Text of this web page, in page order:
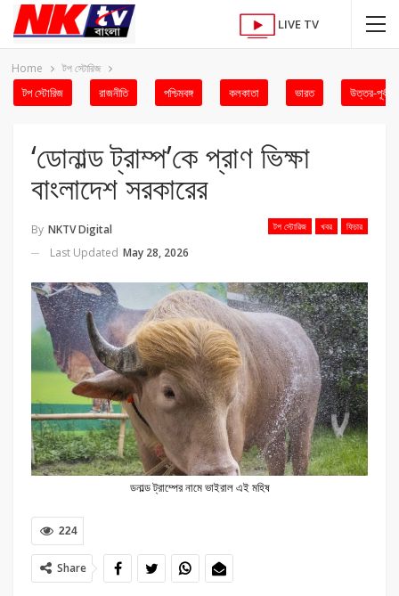
LIVE TV
Home টপ স্টোরিজ
টপ স্টোরিজ রাজনীতি পশ্চিমবঙ্গ কলকাতা ভারত উত্তর-পূর্ব
‘ডোনাল্ড ট্রাম্প’কে প্রাণ ভিক্ষা
বাংলাদেশ সরকারের
টপ স্টোরিজ খবর ফিচার
By NKTV Digital
Last Updated May 28, 2026
ডনাল্ড ট্রাম্পের নামে ভাইরাল এই মহিষ
224
Share